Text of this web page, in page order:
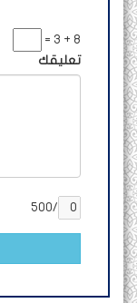
8 + 3 =
تعليقك
/500